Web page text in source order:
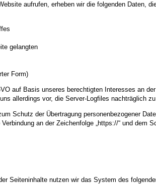
aufrufen, erheben wir die folgenden Daten,
gelangten
Form)
auf Basis unseres berechtigten Interesses an
allerdings vor, die Server-Logfiles nachträglich
Schutz der Übertragung personenbezogener
an der Zeichenfolge „https://“ und dem
Seiteninhalte nutzen wir das System des